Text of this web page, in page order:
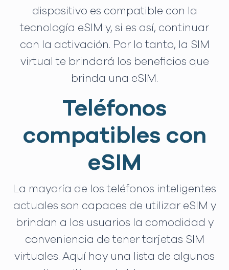
dispositivo es compatible con la
tecnología eSIM y, si es así, continuar
con la activación. Por lo tanto, la SIM
virtual te brindará los beneficios que
brinda una eSIM.
Teléfonos
compatibles con
eSIM
La mayoría de los teléfonos inteligentes
actuales son capaces de utilizar eSIM y
brindan a los usuarios la comodidad y
conveniencia de tener tarjetas SIM
virtuales. Aquí hay una lista de algunos